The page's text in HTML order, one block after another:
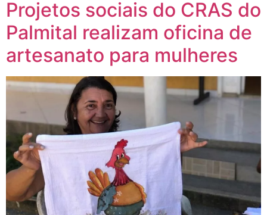
Projetos sociais do CRAS do
Palmital realizam oficina de
artesanato para mulheres